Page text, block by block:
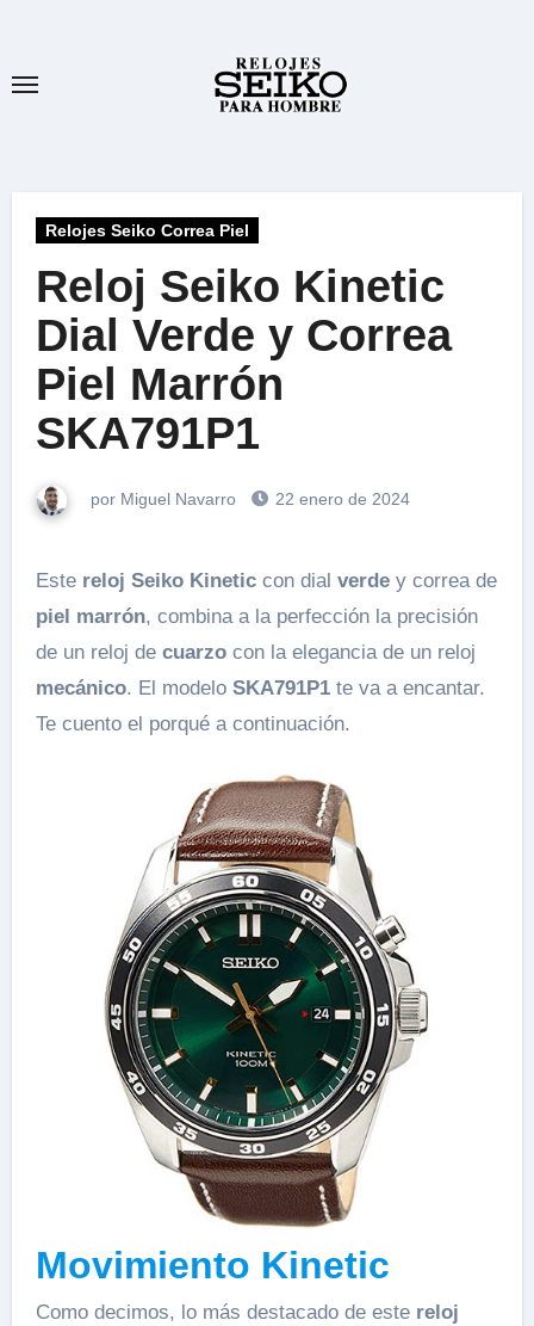
contenido
Relojes Seiko Correa Piel
Reloj Seiko Kinetic
Dial Verde y Correa
Piel Marrón
SKA791P1
por Miguel Navarro 22 enero de 2024
Este reloj Seiko Kineticcon dial verdey correa de
piel marrón, combina a la perfección la precisión
de un reloj de cuarzocon la elegancia de un reloj
mecánico. El modelo SKA791P1te va a encantar.
Te cuento el porqué a continuación.
Movimiento Kinetic
Como decimos, lo más destacado de este reloj